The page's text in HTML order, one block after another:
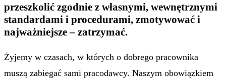
przeszkolić zgodnie z własnymi, wewnętrznymi
standardami i procedurami, zmotywować i
najważniejsze – zatrzymać.
Żyjemy w czasach, w których o dobrego pracownika
muszą zabiegać sami pracodawcy. Naszym obowiązkiem